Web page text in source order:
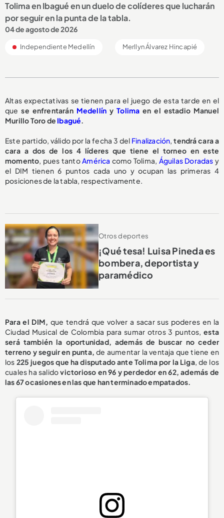
Tolima en Ibagué en un duelo de colíderes que lucharán
por seguir en la punta de la tabla.
04 de agosto de 2026
Independiente Medellín Merllyn Álvarez Hincapié
Altas expectativas se tienen para el juego de esta tarde en el
quese enfrentarán MedellínyTolimaen el estadio Manuel
Murillo Toro de Ibagué.
Este partido, válido por la fecha 3 del Finalización,tendrá cara a
cara a dos de los 4 líderes que tiene el torneo en este
momento, pues tantoAmérica como Tolima, Águilas Doradas y
el DIM tienen 6 puntos cada uno y ocupan las primeras 4
posiciones de la tabla, respectivamente.
Otros deportes
¡Qué tesa! Luisa Pineda es
bombera, deportista y
paramédico
Para el DIM, que tendrá que volver a sacar sus poderes en la
Ciudad Musical de Colombia para sumar otros 3 puntos,esta
será también la oportunidad, además de buscar no ceder
terreno y seguir en punta, de aumentar la ventaja que tiene en
los 225 juegos que ha disputado ante Tolima por la Liga, de los
cuales ha salidovictorioso en 96 y perdedor en 62, además de
las 67 ocasiones en las que han terminado empatados.